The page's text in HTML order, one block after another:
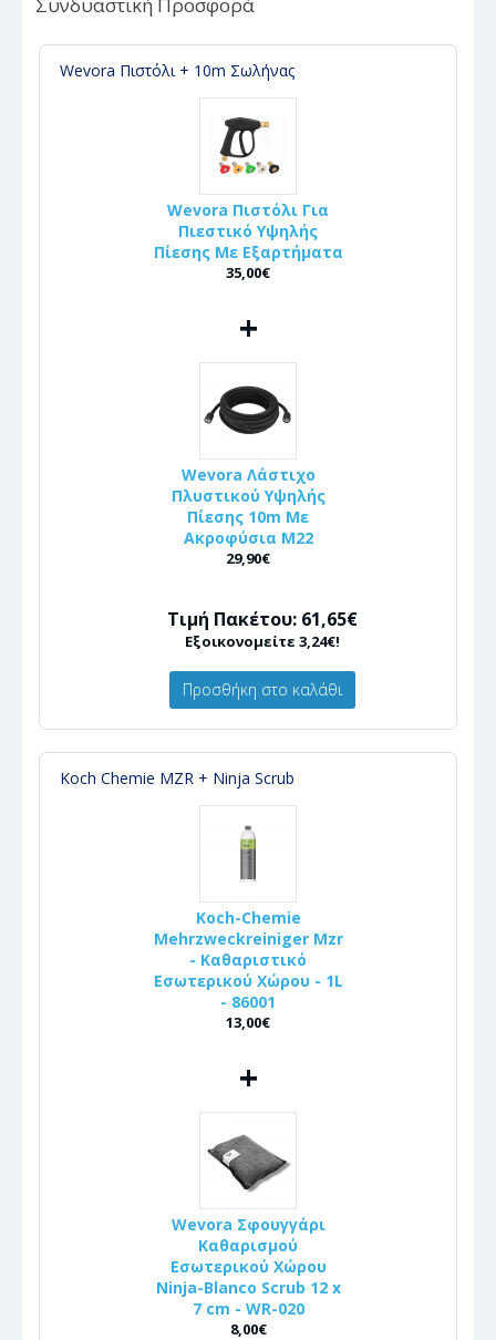
Wevora Πιστόλι + 10m Σωλήνας
Wevora Πιστόλι Για
Πιεστικό Υψηλής
Πίεσης Με Εξαρτήματα
35,00€
+
Wevora Λάστιχο
Πλυστικού Υψηλής
Πίεσης 10m Με
Ακροφύσια Μ22
29,90€
Τιμή Πακέτου: 61,65€
Εξοικονομείτε 3,24€!
Προσθήκη στο καλάθι
Koch Chemie MZR + Ninja Scrub
Koch-Chemie
Mehrzweckreiniger Mzr
- Καθαριστικό
Εσωτερικού Χώρου - 1L
- 86001
13,00€
+
Wevora Σφουγγάρι
Καθαρισμού
Εσωτερικού Χώρου
Ninja-Blanco Scrub 12 x
7 cm - WR-020
8,00€